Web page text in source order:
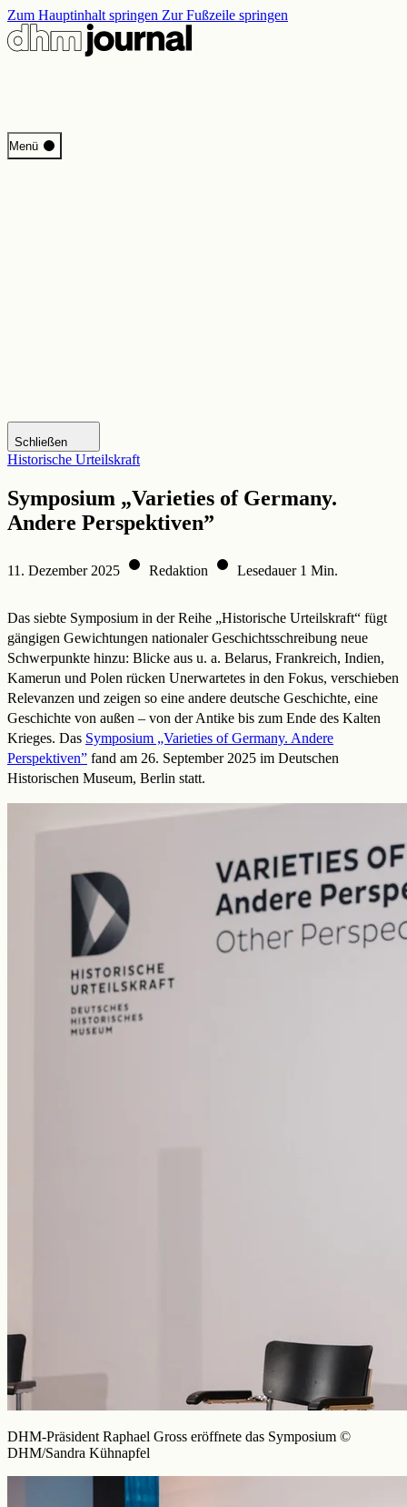
Zum Hauptinhalt springen Zur Fußzeile springen
Menü
Start
Programm
Schließen
Historische Urteilskraft
Symposium „Varieties of Germany.
Andere Perspektiven”
11. Dezember 2025 Redaktion Lesedauer 1 Min.
Das siebte Symposium in der Reihe „Historische Urteilskraft“ fügt
gängigen Gewichtungen nationaler Geschichtsschreibung neue
Schwerpunkte hinzu: Blicke aus u. a. Belarus, Frankreich, Indien,
Kamerun und Polen rücken Unerwartetes in den Fokus, verschieben
Relevanzen und zeigen so eine andere deutsche Geschichte, eine
Geschichte von außen – von der Antike bis zum Ende des Kalten
Krieges. Das Symposium „Varieties of Germany. Andere
Perspektiven” fand am 26. September 2025 im Deutschen
Historischen Museum, Berlin statt.
DHM-Präsident Raphael Gross eröffnete das Symposium ©
DHM/Sandra Kühnapfel